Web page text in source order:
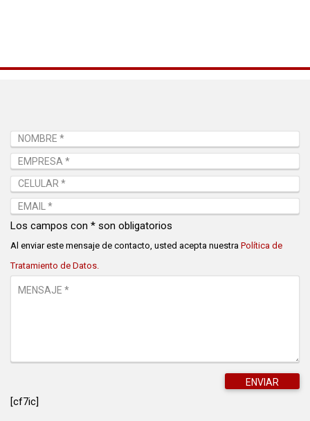
Los campos con * son obligatorios
Al enviar este mensaje de contacto, usted acepta nuestra Política de
Tratamiento de Datos.
[cf7ic]